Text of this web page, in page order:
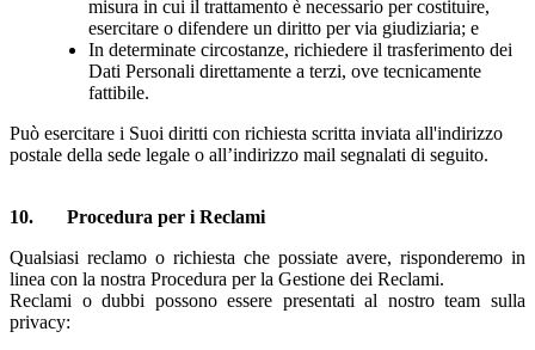
misura in cui il trattamento è necessario per costituire,
esercitare o difendere un diritto per via giudiziaria; e
In determinate circostanze, richiedere il trasferimento dei
Dati Personali direttamente a terzi, ove tecnicamente
fattibile.
Può esercitare i Suoi diritti con richiesta scritta inviata all'indirizzo
postale della sede legale o all’indirizzo mail segnalati di seguito.
10. Procedura per i Reclami
Qualsiasi reclamo o richiesta che possiate avere, risponderemo in
linea con la nostra Procedura per la Gestione dei Reclami.
Reclami o dubbi possono essere presentati al nostro team sulla
privacy: